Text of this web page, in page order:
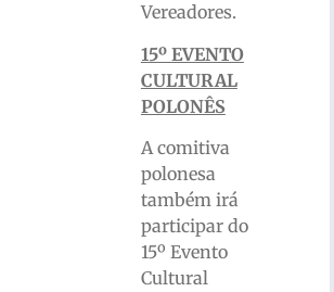
Vereadores.
15º EVENTO
CULTURAL
POLONÊS
A comitiva
polonesa
também irá
participar do
15º Evento
Cultural